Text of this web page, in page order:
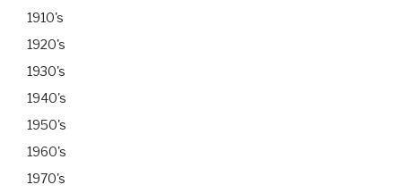
1910's
1920's
1930's
1940's
1950's
1960's
1970's